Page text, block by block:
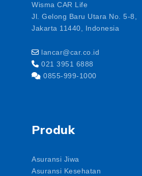
Wisma CAR Life
Jl. Gelong Baru Utara No. 5-8,
Jakarta 11440, Indonesia
lancar@car.co.id
021 3951 6888
0855-999-1000
Produk
Asuransi Jiwa
Asuransi Kesehatan